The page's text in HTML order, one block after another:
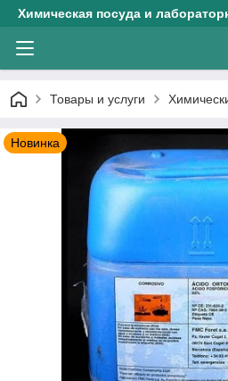
Химическая посуда и
Товары и услуги
Новинка